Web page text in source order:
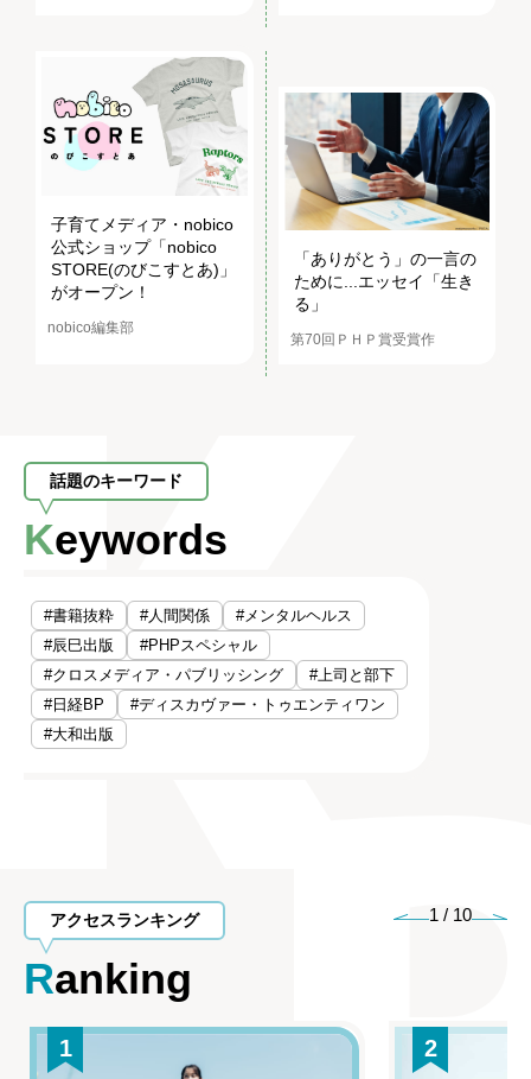
子育てメディア・nobico
公式ショップ「nobico
STORE(のびこすとあ)」
がオープン！
nobico編集部
「ありがとう」の一言の
ために...エッセイ「生き
る」
第70回ＰＨＰ賞受賞作
話題のキーワード
Keywords
#書籍抜粋 #人間関係
#メンタルヘルス
#辰巳出版
#PHPスペシャル
#クロスメディア・パブリッシング
#上司と部下
#日経BP
#ディスカヴァー・トゥエンティワン
#大和出版
アクセスランキング
Ranking
1 / 10
1 2